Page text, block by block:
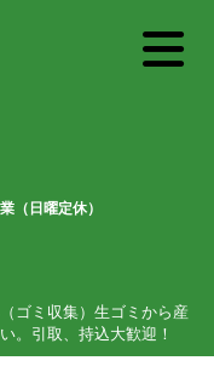
（日曜定休）
ゴミ収集）生ゴミから産
。引取、持込大歓迎！